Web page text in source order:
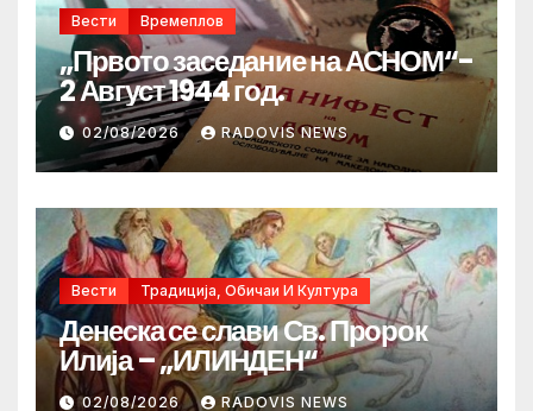
Вести Времеплов
„Првото заседание на АСНОМ“-
2 Август 1944 год.
02/08/2026 RADOVIS NEWS
Вести Традиција, Обичаи И Култура
Денеска се слави Св. Пророк
Илија – „ИЛИНДЕН“
02/08/2026 RADOVIS NEWS